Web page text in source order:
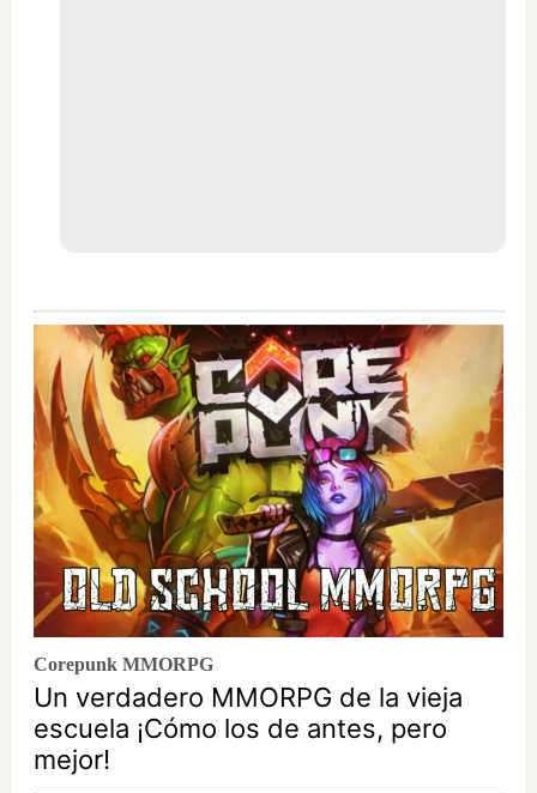
Corepunk MMORPG
Un verdadero MMORPG de la vieja
escuela ¡Cómo los de antes, pero
mejor!